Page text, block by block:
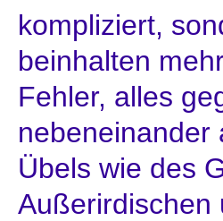
kompliziert,
beinhalten
Fehler, alles
nebeneinander
Übels wie des
Außerirdischen